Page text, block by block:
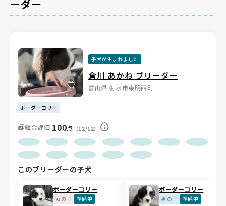
ーダー
子犬が生まれました
倉川 あかね ブリーダー
富山県 射水市東明西町
ボーダーコリー
総合評価 100点 （12/12）
このブリーダーの子犬
ボーダーコリー
女の子 準備中
ボーダーコリー
男の子 準備中